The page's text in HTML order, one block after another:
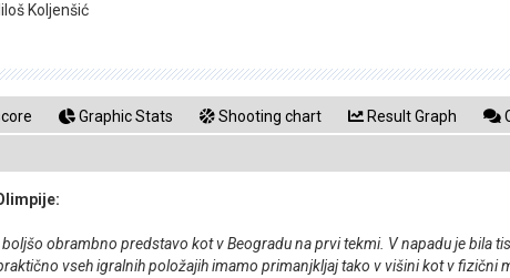
Koljenšić
Graphic Stats Shooting chart Result Graph
obrambno predstavo kot v Beogradu na prvi tekmi. V napadu je bila
vseh igralnih položajih imamo primanjkljaj tako v višini kot v